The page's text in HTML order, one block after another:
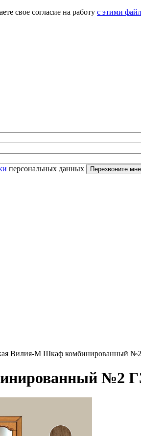
свое согласие на работу с этими
персональных данных
Вилия-М Шкаф комбинированный
№2